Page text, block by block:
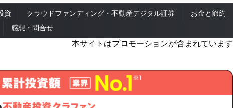
資 クラウドファンディング・不動産デジタル証券 お金と節約
感想・問合せ
本サイトはプロモーションが含まれています